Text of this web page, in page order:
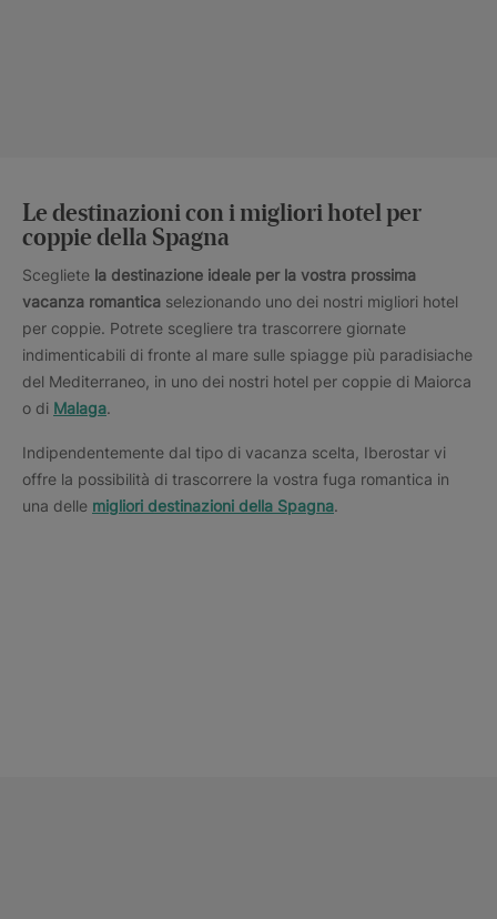
Le destinazioni con i migliori hotel per
coppie della Spagna
Scegliete la destinazione ideale per la vostra prossima
vacanza romantica selezionando uno dei nostri migliori hotel
per coppie. Potrete scegliere tra trascorrere giornate
indimenticabili di fronte al mare sulle spiagge più paradisiache
del Mediterraneo, in uno dei nostri hotel per coppie di Maiorca
o di Malaga.
Indipendentemente dal tipo di vacanza scelta, Iberostar vi
offre la possibilità di trascorrere la vostra fuga romantica in
una delle migliori destinazioni della Spagna.